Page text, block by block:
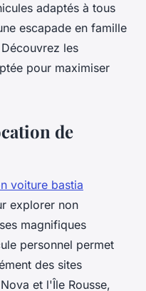
adaptés à tous
escapade en famille
les
pour maximiser
de
voiture bastia
explorer non
magnifiques
personnel permet
des sites
et l'Île Rousse,